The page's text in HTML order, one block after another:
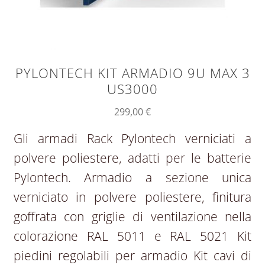
PYLONTECH KIT ARMADIO 9U MAX 3
US3000
299,00€
Gli armadi Rack Pylontech verniciati a
polvere poliestere, adatti per le batterie
Pylontech. Armadio a sezione unica
verniciato in polvere poliestere, finitura
goffrata con griglie di ventilazione nella
colorazione RAL 5011 e RAL 5021 Kit
piedini regolabili per armadio Kit cavi di